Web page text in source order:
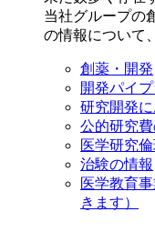
当社グループの
の情報について
創薬・開発
開発パイ
研究開発
公的研究
医学研究
治験の情報
医学教育
きます）